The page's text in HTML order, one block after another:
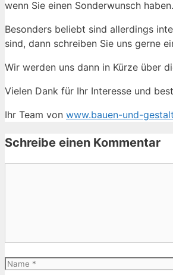
wenn Sie einen Sonderwunsch haben.
Besonders beliebt sind allerdings
sind, dann schreiben Sie uns gerne
Wir werden uns dann in Kürze über
Vielen Dank für Ihr Interesse und
Ihr Team von www.bauen-und-
Schreibe einen Kommentar
Name